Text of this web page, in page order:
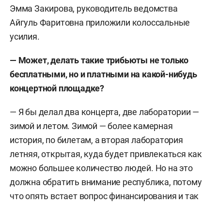
Эмма Закирова, руководитель ведомства
Айгуль Фаритовна приложили колоссальные
усилия.
— Может, делать такие трибьюты не только
бесплатными, но и платными на какой-нибудь
концертной площадке?
— Я бы делал два концерта, две лаборатории —
зимой и летом. Зимой — более камерная
история, по билетам, а вторая лаборатория
летняя, открытая, куда будет привлекаться как
можно большее количество людей. Но на это
должна обратить внимание республика, потому
что опять встает вопрос финансирования и так